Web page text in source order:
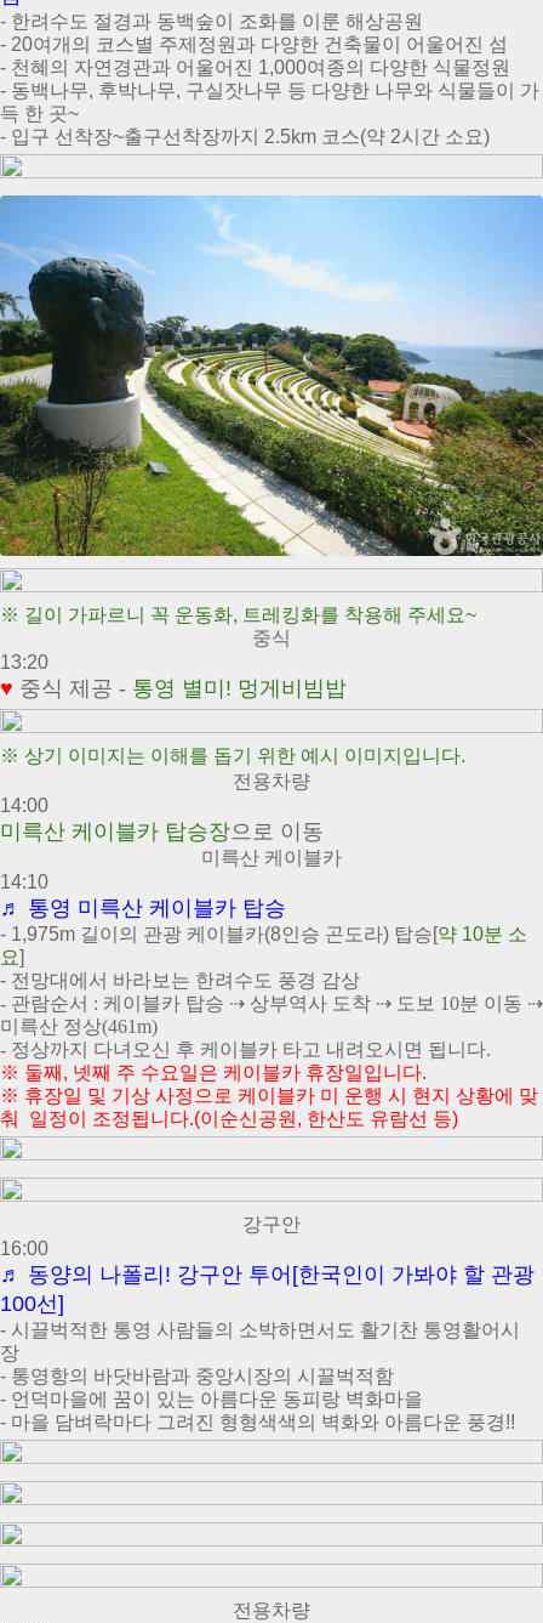
- 한려수도 절경과 동백숲이 조화를 이룬 해상공원
- 20여개의 코스별 주제정원과 다양한 건축물이 어울어진 섬
- 천혜의 자연경관과 어울어진 1,000여종의 다양한 식물정원
- 동백나무, 후박나무, 구실잣나무 등 다양한 나무와 식물들이 가
득 한 곳~
- 입구 선착장~출구선착장까지 2.5km 코스(약 2시간 소요)
※ 길이 가파르니 꼭 운동화, 트레킹화를 착용해 주세요~
중식
13:20
♥ 중식 제공 - 통영 별미! 멍게비빔밥
※ 상기 이미지는 이해를 돕기 위한 예시 이미지입니다.
전용차량
14:00
미륵산 케이블카 탑승장으로 이동
미륵산 케이블카
14:10
♬ 통영 미륵산 케이블카 탑승
- 1,975m 길이의 관광 케이블카(8인승 곤도라) 탑승[약 10분 소
요]
- 전망대에서 바라보는 한려수도 풍경 감상
- 관람순서 : 케이블카 탑승 ⇢ 상부역사 도착 ⇢ 도보 10분 이동 ⇢
미륵산 정상(461m)
- 정상까지 다녀오신 후 케이블카 타고 내려오시면 됩니다.
※ 둘째, 넷째 주 수요일은 케이블카 휴장일입니다.
※ 휴장일 및 기상 사정으로 케이블카 미 운행 시 현지 상황에 맞
춰 일정이 조정됩니다.(이순신공원, 한산도 유람선 등)
강구안
16:00
♬
동양의 나폴리! 강구안 투어[한국인이 가봐야 할 관광
100선]
- 시끌벅적한 통영 사람들의 소박하면서도 활기찬 통영활어시
장
- 통영항의 바닷바람과 중앙시장의 시끌벅적함
- 언덕마을에 꿈이 있는 아름다운 동피랑 벽화마을
- 마을 담벼락마다 그려진 형형색색의 벽화와 아름다운 풍경!!
전용차량